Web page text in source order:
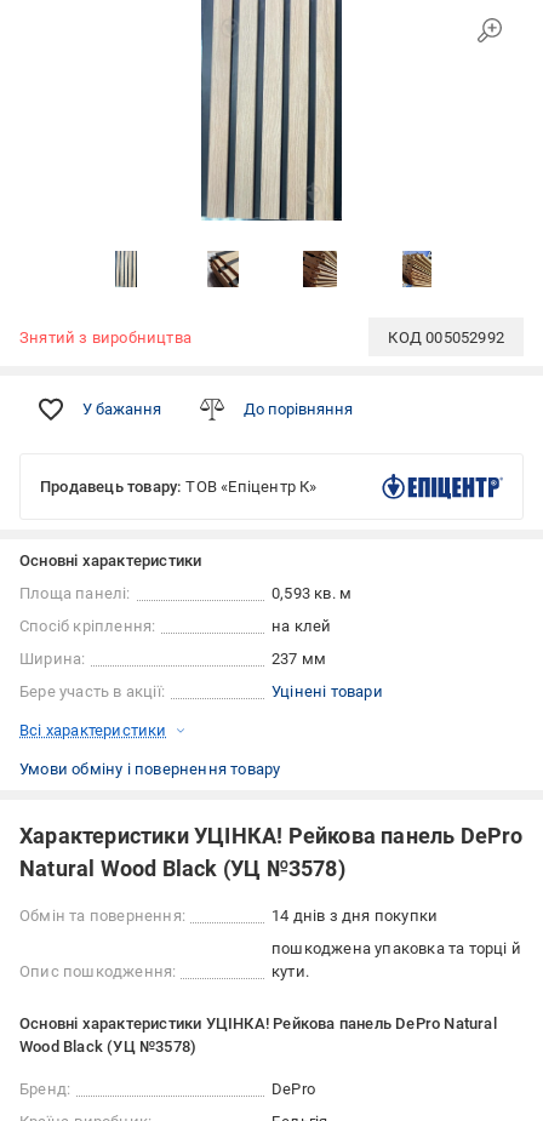
Знятий з виробництва КОД005052992
У бажання До порівняння
Продавець товару: ТОВ «Епіцентр К»
Основні характеристики
Площа панелі:
0,593 кв. м
Спосіб кріплення:
на клей
Ширина:
237 мм
Бере участь в акції:
Уцінені товари
Всі характеристики
Умови обміну і повернення товару
Характеристики УЦІНКА! Рейкова панель DePro
Natural Wood Black (УЦ №3578)
Обмін та повернення: 14 днів з дня покупки
Опис пошкодження:
пошкоджена упаковка та торці й
кути.
Основні характеристики УЦІНКА! Рейкова панель DePro Natural
Wood Black (УЦ №3578)
Бренд:
DePro